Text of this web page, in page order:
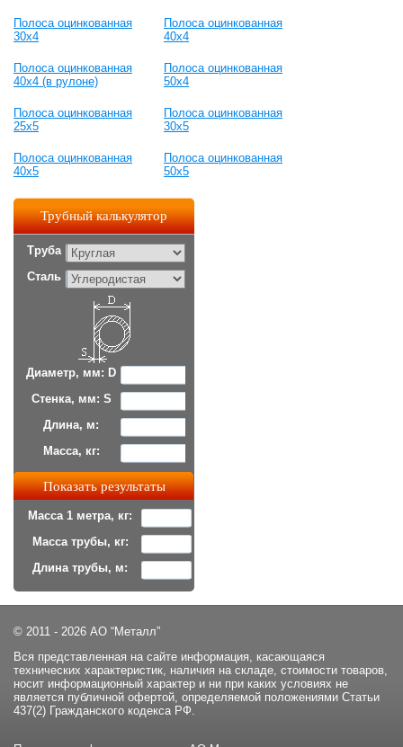
Полоса оцинкованная
30х4
Полоса оцинкованная
40х4
Полоса оцинкованная
40х4 (в рулоне)
Полоса оцинкованная
50х4
Полоса оцинкованная
25х5
Полоса оцинкованная
30х5
Полоса оцинкованная
40х5
Полоса оцинкованная
50х5
Трубный калькулятор
Труба
Сталь
Диаметр, мм: D
Стенка, мм: S
Длина, м:
Масса, кг:
Масса 1 метра, кг:
Масса трубы, кг:
Длина трубы, м:
© 2011 - 2026 АО “Металл”
Вся представленная на сайте информация, касающаяся
технических характеристик, наличия на складе, стоимости товаров,
носит информационный характер и ни при каких условиях не
является публичной офертой, определяемой положениями Статьи
437(2) Гражданского кодекса РФ.